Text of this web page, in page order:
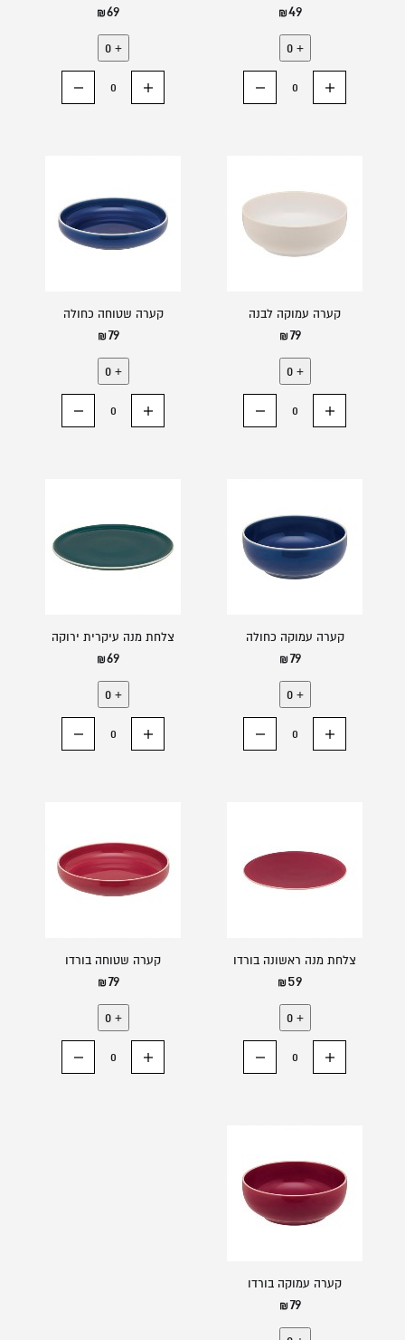
49
+
0
הוסף רכיב החסר רכיב
69
+
0
הוסף רכיב החסר רכיב
קערה עמוקה לבנה
79
+
0
הוסף רכיב החסר רכיב
קערה שטוחה כחולה
79
+
0
הוסף רכיב החסר רכיב
קערה עמוקה כחולה
79
+
0
הוסף רכיב החסר רכיב
צלחת מנה עיקרית ירוקה
69
+
0
הוסף רכיב החסר רכיב
צלחת מנה ראשונה בורדו
59
+
0
הוסף רכיב החסר רכיב
קערה שטוחה בורדו
79
+
0
הוסף רכיב החסר רכיב
קערה עמוקה בורדו
79